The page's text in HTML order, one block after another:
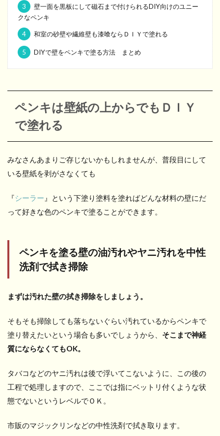
3
壁一面を黒板にして磁石まで付けられるDIY向けのユニー
クなペンキ
4 和室の砂壁や繊維壁も漆喰ならＤＩＹで塗れる
5 DIYで壁をペンキで塗る方法 まとめ
ペンキは壁紙の上からでもＤＩＹ
で塗れる
みなさんあまりご存じないかもしれませんが、普段目にして
いる壁紙を剥がさなくても
『シーラー 』という下塗り塗料を塗ればどんな材料の壁にだ
って好きな色のペンキで塗ることができます。
ペンキを塗る壁の油汚れやヤニ汚れを中性
洗剤で拭き掃除
まずは汚れた壁の拭き掃除をしましょう。
そもそも掃除しても落ちないぐらい汚れているからペンキで
塗り替えたいという場合も多いでしょうから、 そこまで神経
質にならなくてもOK。
タバコなどのヤニ汚れは後で浮いてこないように、この後の
工程で処理しますので、ここでは指にベットリ付くような状
態でないというレベルでＯＫ。
市販のマジックリンなどの中性洗剤で拭き取ります。